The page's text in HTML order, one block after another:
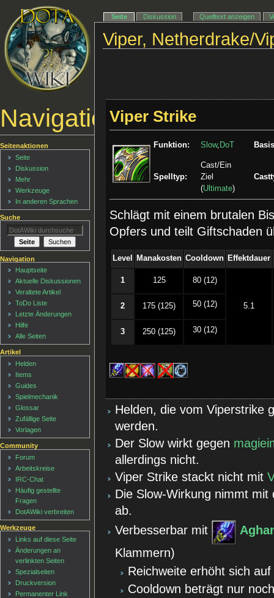
Viper, Netherdrake/
Viper Strike
Funktion: Slow, DoT
Spelltyp:
Cast/Ein
Ziel
(Ultimate)
Schlägt mit einem brutalen
Opfers und teilt Giftschaden
Level Manakosten Cooldown Effektdauer
1 125 80 (12)
5.1
2 175 (125) 50 (12)
3 250 (125) 30 (12)
Helden, die vom Viperstrike
werden.
Der Slow wirkt gegen
allerdings nicht.
Viper Strike stackt nicht mit
Die Slow-Wirkung nimmt
ab.
Verbesserbar mit
Klammern)
Reichweite erhöht sich auf
Cooldown beträgt nur
Navigationsmenü
Seite Diskussion Quelltext anzeigen
Seitenaktionen
Seite
Diskussion
Mehr
Werkzeuge
In anderen Sprachen
Suche
Navigation
Hauptseite
Aktuelle Diskussionen
Veraltete Artikel
ToDo Liste
Letzte Änderungen
Hilfe
Alle Seiten
Artikel
Helden
Items
Guides
Spielmechanik
Glossar
Zufällige Seite
Vorlagen
Community
Forum
Arbeitskreise
IRC-Chat
Häufig gestellte
Fragen
DotAWiki verbreiten
Werkzeuge
Links auf diese Seite
Änderungen an
verlinkten Seiten
Spezialseiten
Druckversion
Permanenter Link